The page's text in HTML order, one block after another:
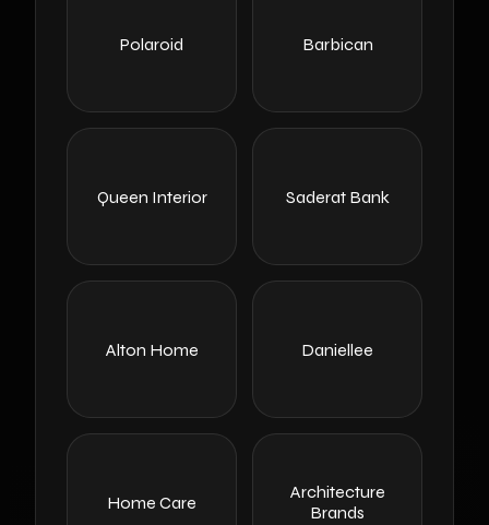
Barbican
Polaroid
Saderat Bank
Queen Interior
Daniellee
Alton Home
Architecture
Brands
Home Care